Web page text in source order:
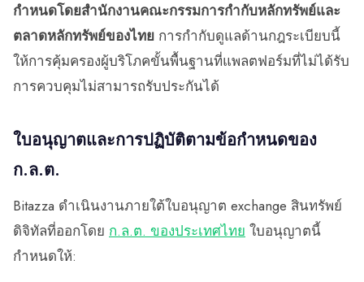
กำหนดโดยสำนักงานคณะกรรมการกำกับหลักทรัพย์และ
ตลาดหลักทรัพย์ของไทย การกำกับดูแลด้านกฎระเบียบนี้
ให้การคุ้มครองผู้บริโภคขั้นพื้นฐานที่แพลตฟอร์มที่ไม่ได้รับ
การควบคุมไม่สามารถรับประกันได้
ใบอนุญาตและการปฏิบัติตามข้อกำหนดของ
ก.ล.ต.
Bitazza ดำเนินงานภายใต้ใบอนุญาต exchange สินทรัพย์
ดิจิทัลที่ออกโดย ก.ล.ต. ของประเทศไทย ใบอนุญาตนี้
กำหนดให้: